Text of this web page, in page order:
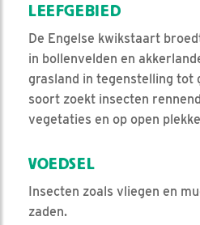
LEEFGEBIED
De Engelse kwikstaart
in bollenvelden en
grasland in tegenstelling tot
soort zoekt insecten
vegetaties en op open
VOEDSEL
Insecten zoals vliegen en
zaden.